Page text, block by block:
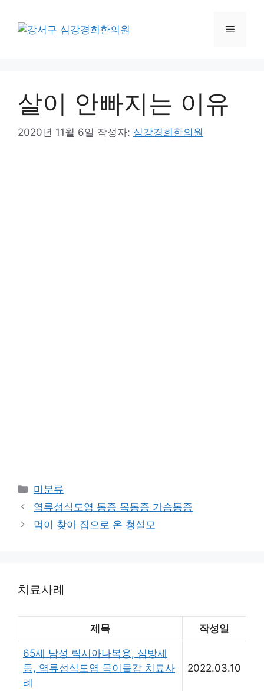
메
살이 안빠지는 이유
2020년 11월 6일 작성자: 심강경희한의원
카
테
고
리
미분류
역류성식도염 통증 목통증 가슴통증
먹이 찾아 집으로 온 청설모
치료사례
제목 작성일
65세 남성 릭시아나복용, 심방세
동, 역류성식도염 목이물감 치료사
례
2022.03.10